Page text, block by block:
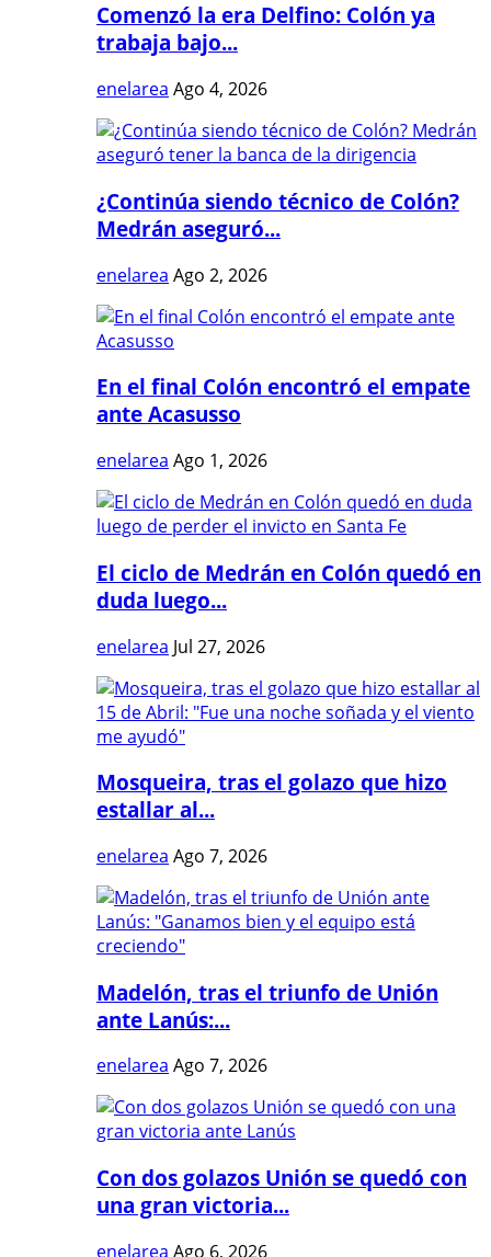
Comenzó la era Delfino: Colón ya
trabaja bajo...
enelarea Ago 4, 2026
¿Continúa siendo técnico de Colón?
Medrán aseguró...
enelarea Ago 2, 2026
En el final Colón encontró el empate
ante Acasusso
enelarea Ago 1, 2026
El ciclo de Medrán en Colón quedó en
duda luego...
enelarea Jul 27, 2026
Mosqueira, tras el golazo que hizo
estallar al...
enelarea Ago 7, 2026
Madelón, tras el triunfo de Unión
ante Lanús:...
enelarea Ago 7, 2026
Con dos golazos Unión se quedó con
una gran victoria...
enelarea Ago 6, 2026